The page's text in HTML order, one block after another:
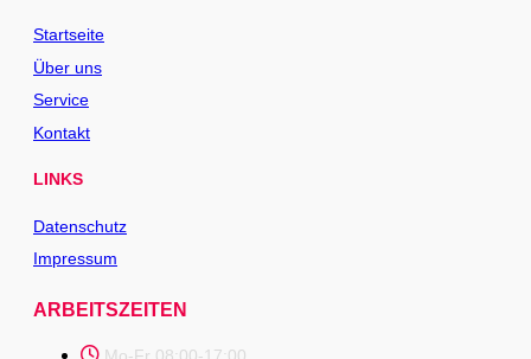
Startseite
Über uns
Service
Kontakt
LINKS
Datenschutz
Impressum
ARBEITSZEITEN
Mo-Fr 08:00-17:00